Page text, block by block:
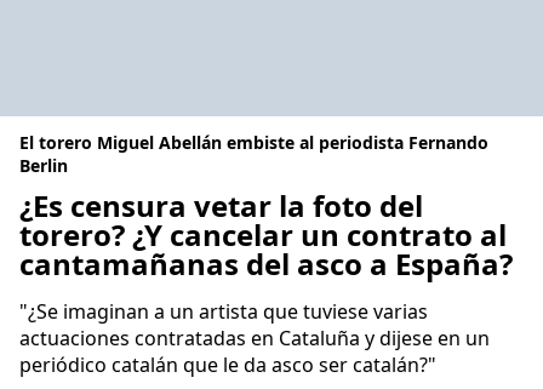
El torero Miguel Abellán embiste al periodista Fernando
Berlin
¿Es censura vetar la foto del
torero? ¿Y cancelar un contrato al
cantamañanas del asco a España?
"¿Se imaginan a un artista que tuviese varias
actuaciones contratadas en Cataluña y dijese en un
periódico catalán que le da asco ser catalán?"